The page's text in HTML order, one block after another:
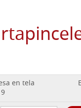
en tela